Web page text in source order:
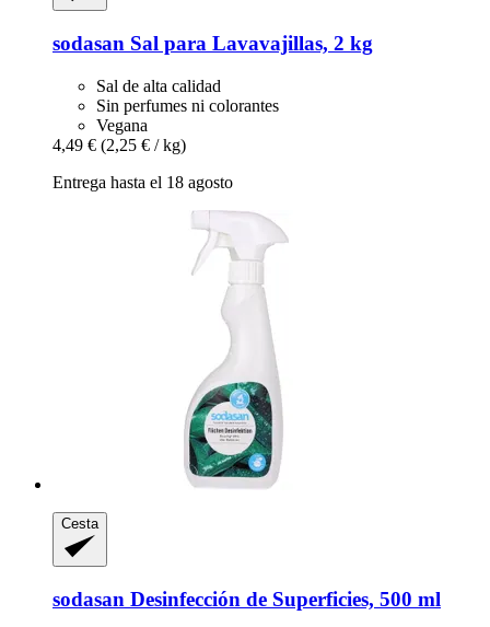
sodasan Sal para Lavavajillas, 2 kg
Sal de alta calidad
Sin perfumes ni colorantes
Vegana
4,49 € (2,25 € / kg)
Entrega hasta el 18 agosto
Cesta
sodasan Desinfección de Superficies, 500 ml